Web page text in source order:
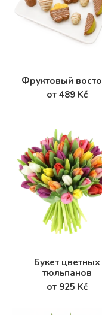
Фруктовый
от 489 Kč
Букет цветных
тюльпанов
от 925 Kč